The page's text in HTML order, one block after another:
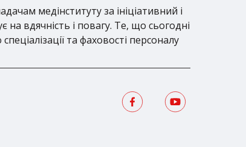
медінституту за ініціативний і
вдячність і повагу. Те, що сьогодні
та фаховості персоналу